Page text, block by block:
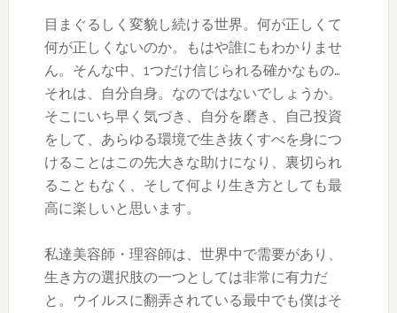
目まぐるしく変貌し続ける世界。何が正しくて
何が正しくないのか。もはや誰にもわかりませ
ん。そんな中、1つだけ信じられる確かなもの…
それは、自分自身。なのではないでしょうか。
そこにいち早く気づき、自分を磨き、自己投資
をして、あらゆる環境で生き抜くすべを身につ
けることはこの先大きな助けになり、裏切られ
ることもなく、そして何より生き方としても最
高に楽しいと思います。
私達美容師・理容師は、世界中で需要があり、
生き方の選択肢の一つとしては非常に有力だ
と。ウイルスに翻弄されている最中でも僕はそ